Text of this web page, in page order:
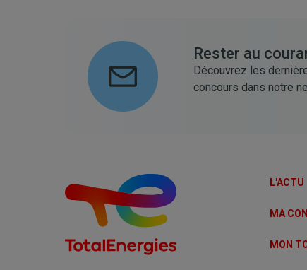
Rester au
Découvrez les
concours dans notre
L'ACTU
MA
MON